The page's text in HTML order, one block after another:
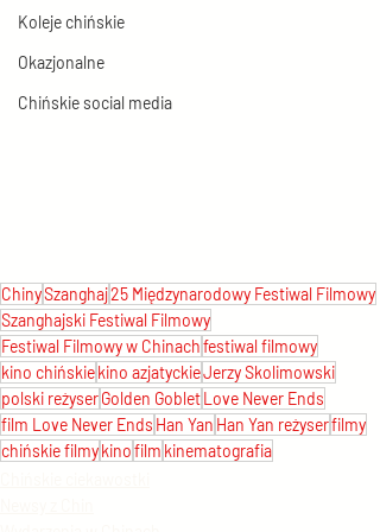
Koleje chińskie
Okazjonalne
Chińskie social media
ChinySzanghaj25 Międzynarodowy Festiwal Filmowy
Szanghajski Festiwal Filmowy
Festiwal Filmowy w Chinachfestiwal filmowy
kino chińskiekino azjatyckieJerzy Skolimowski
polski reżyserGolden GobletLove Never Ends
film Love Never Ends Han Yan Han Yan reżyserfilmy
chińskie filmykinofilm kinematografia